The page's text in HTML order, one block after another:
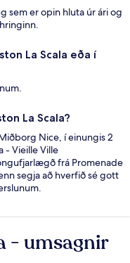
sem er opin hluta úr ári og
La Scala eða í
La Scala?
Nice, í einungis 2
- Vieille Ville
frá Promenade
segja að hverfið sé gott
- umsagnir